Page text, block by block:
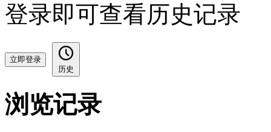
登录即可查看历史记录
立即登录
历史
浏览记录